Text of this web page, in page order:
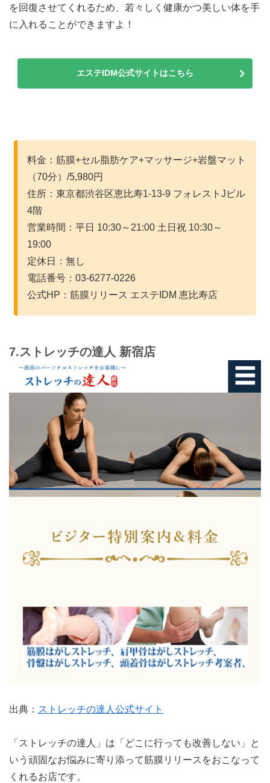
を回復させてくれるため、若々しく健康かつ美しい体を手
に入れることができますよ！
エステIDM公式サイトはこちら
料金：筋膜+セル脂肪ケア+マッサージ+岩盤マット
（70分）/5,980円
住所：東京都渋谷区恵比寿1-13-9 フォレストJビル
4階
営業時間：平日 10:30～21:00 土日祝 10:30～
19:00
定休日：無し
電話番号：03-6277-0226
公式HP：筋膜リリース エステIDM 恵比寿店
7.ストレッチの達人 新宿店
出典： ストレッチの達人公式サイト
「ストレッチの達人」は「どこに行っても改善しない」と
いう頑固なお悩みに寄り添って筋膜リリースをおこなって
くれるお店です。